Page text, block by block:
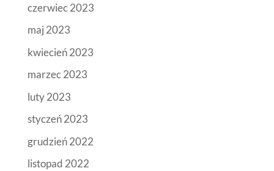
czerwiec 2023
maj 2023
kwiecień 2023
marzec 2023
luty 2023
styczeń 2023
grudzień 2022
listopad 2022